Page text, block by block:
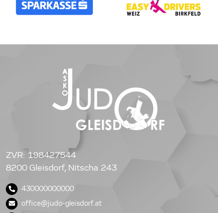
ZVR: 198427544
8200 Gleisdorf, Nitscha 243
430000000000
office@judo-gleisdorf.at